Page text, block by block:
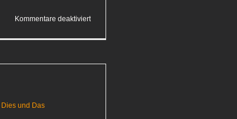
Kommentare deaktiviertfür
Dies und Das